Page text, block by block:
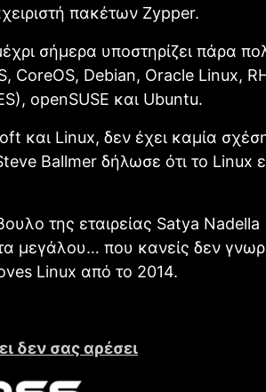
πακέτων Zypper.
σήμερα υποστηρίζει πάρα
CoreOS, Debian, Oracle Linux,
openSUSE και Ubuntu.
και Linux, δεν έχει καμία
Ballmer δήλωσε ότι το Linux
της εταιρείας Satya Nadella
μεγάλου… που κανείς δεν
Linux από το 2014.
δεν σας αρέσει